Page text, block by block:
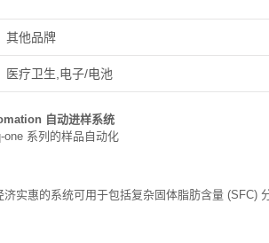
其他品牌
医疗卫生,电子/电池
自动进样系统
系列的样品自动化
实惠的系统可用于包括复杂固体脂肪含量 (SFC)